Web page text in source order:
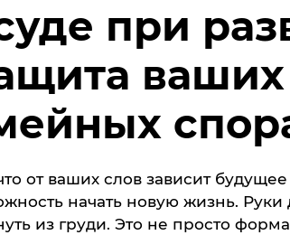
при
от ваших слов зависит
начать новую жизнь. Руки
из груди. Это не просто